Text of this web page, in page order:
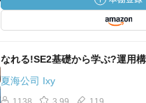
なれる!SE2基礎から学ぶ?運用
夏海公司 Ixy